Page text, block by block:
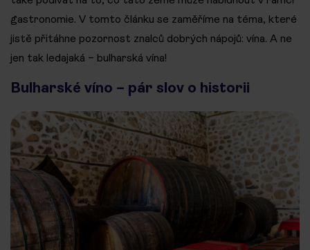
gastronomie. V tomto článku se zaměříme na téma, které
jistě přitáhne pozornost znalců dobrých nápojů: vína. A ne
jen tak ledajaká – bulharská vína!
Bulharské víno – pár slov o historii